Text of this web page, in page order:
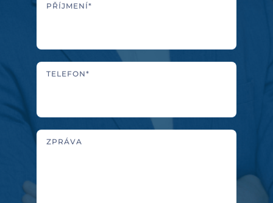
PŘÍJMENÍ*
TELEFON*
ZPRÁVA